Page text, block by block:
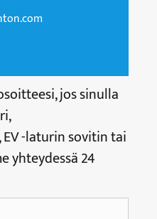
jos sinulla
-laturin sovitin tai
yhteydessä 24